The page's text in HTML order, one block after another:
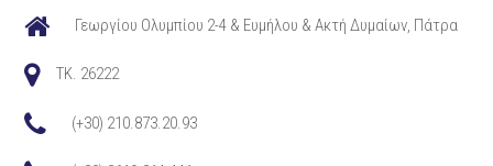
Γεωργίου Ολυμπίου 2-4 & Ευμήλου & Ακτή Δυμαίων, Πάτρα
TK. 26222
(+30) 210.873.20.93